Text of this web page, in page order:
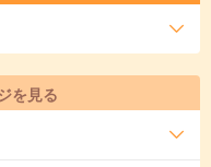
を見る